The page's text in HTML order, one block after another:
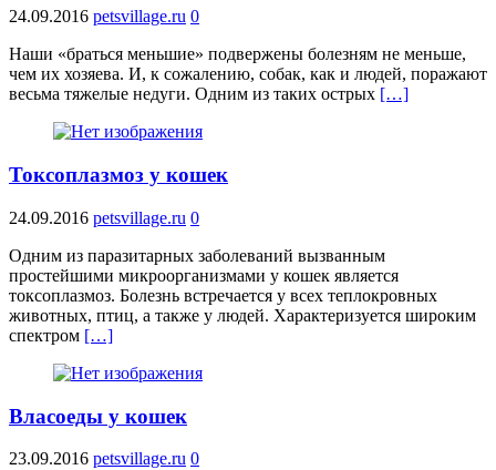
24.09.2016 petsvillage.ru 0
Наши «браться меньшие» подвержены болезням не меньше,
чем их хозяева. И, к сожалению, собак, как и людей, поражают
весьма тяжелые недуги. Одним из таких острых […]
Токсоплазмоз у кошек
24.09.2016 petsvillage.ru 0
Одним из паразитарных заболеваний вызванным
простейшими микроорганизмами у кошек является
токсоплазмоз. Болезнь встречается у всех теплокровных
животных, птиц, а также у людей. Характеризуется широким
спектром […]
Власоеды у кошек
23.09.2016 petsvillage.ru 0